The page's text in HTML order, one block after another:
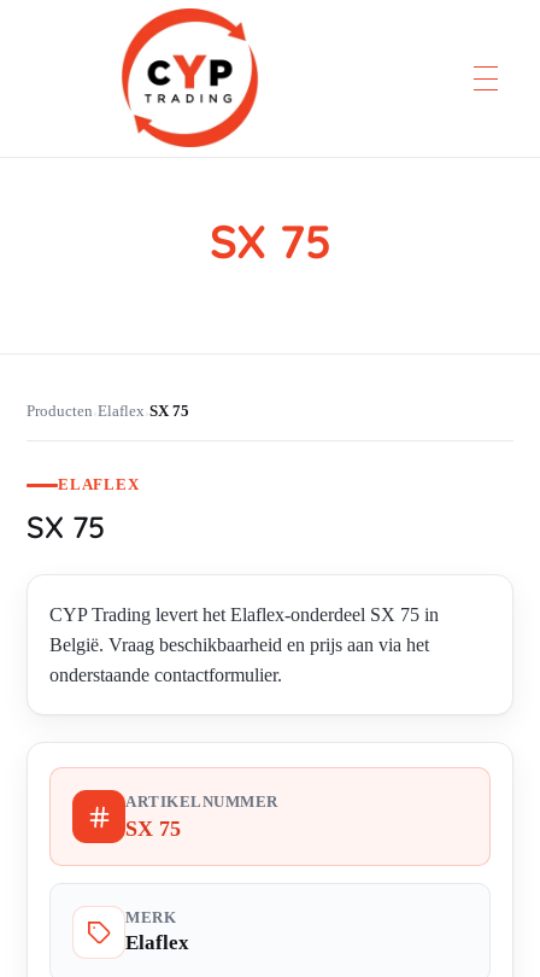
SX 75
Producten›Elaflex›SX 75
ELAFLEX
SX 75
CYP Trading levert het Elaflex-onderdeel SX 75 in
België. Vraag beschikbaarheid en prijs aan via het
onderstaande contactformulier.
ARTIKELNUMMER
SX 75
MERK
Elaflex